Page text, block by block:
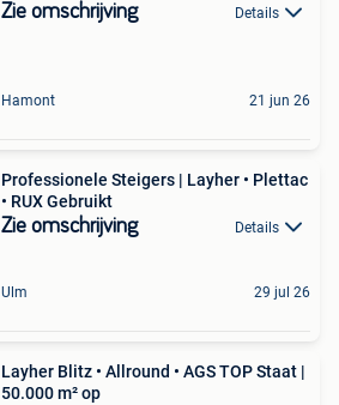
Zie omschrijving Details
Hamont 21 jun 26
Professionele Steigers | Layher • Plettac
• RUX Gebruikt
Zie omschrijving Details
Ulm 29 jul 26
Layher Blitz • Allround • AGS TOP Staat |
50.000 m² op